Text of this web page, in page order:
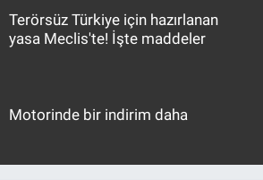
Terörsüz Türkiye için hazırlanan
yasa Meclis'te! İşte maddeler
Motorinde bir indirim daha